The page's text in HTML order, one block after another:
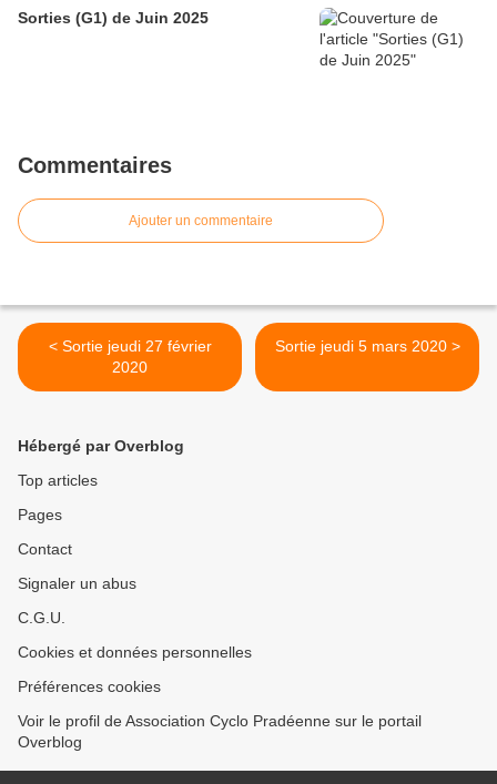
Sorties (G1) de Juin 2025
Commentaires
Ajouter un commentaire
< Sortie jeudi 27 février
2020
Sortie jeudi 5 mars 2020 >
Hébergé par Overblog
Top articles
Pages
Contact
Signaler un abus
C.G.U.
Cookies et données personnelles
Préférences cookies
Voir le profil de Association Cyclo Pradéenne sur le portail
Overblog